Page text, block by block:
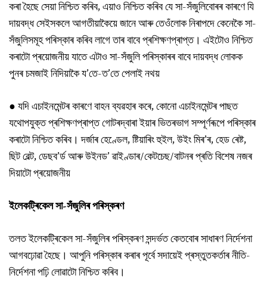
কৰা হৈছে সেয়া নিশ্চিত কৰিব, এয়াও নিশ্চিত কৰিব যে সা-সঁজুলিবোৰৰ কাৰণে যি
দায়বদ্ধ সেইসকলে আগতীয়াকৈয়ে জানে আৰু তেওঁলোক নিৰাপদে কেনেকৈ সা-
সঁজুলিসমূহ পৰিস্কাৰ কৰিব লাগে তাৰ বাবে প্ৰশিক্ষণপ্ৰাপ্ত। এইটোও নিশ্চিত
কৰাটো প্ৰয়োজনীয় যাতে এটাও সা-সঁজুলি পৰিস্কাৰৰ বাবে দায়বদ্ধ লোকক
পুনৰ চমজাই নিদিয়াকৈ য’তে-ত’তে পেলাই নথয়
●যদি এচাইনমেন্টৰ কাৰণে বাহন ব্যৱহাৰ কৰে, কোনো এচাইনমেন্টৰ পাছত
যথোপযুক্ত প্ৰশিক্ষণপ্ৰাপ্ত গোটৰদ্বাৰা ইয়াৰ ভিতৰভাগ সম্পূৰ্ণৰূপে পৰিস্কাৰ
কৰাটো নিশ্চিত কৰিব। দৰ্জাৰ হেণ্ডেল, ষ্টিয়াৰিং হুইল, উইং মিৰ’ৰ, হেড ৰেষ্ট,
ছিট বেল্ট, ডেছব’ৰ্ড আৰু উইনড’ ৱাইণ্ডাৰ/কেটচেছ/বাটনৰ প্ৰতি বিশেষ নজৰ
দিয়াটো প্ৰয়োজনীয়
ইলেকট্ৰিকেল সা-সঁজুলিৰ পৰিস্কৰণ
তলত ইলেকট্ৰিকেল সা-সঁজুলিৰ পৰিস্কৰণ সন্দৰ্ভত কেতবোৰ সাধাৰণ নিৰ্দেশনা
আগবঢ়োৱা হৈছে। আপুনি পৰিস্কাৰ কৰাৰ পূৰ্বে সদায়েই প্ৰস্তুতকৰ্তাৰ নীতি-
নিৰ্দেশনা পঢ়ি লোৱাটো নিশ্চিত কৰিব।